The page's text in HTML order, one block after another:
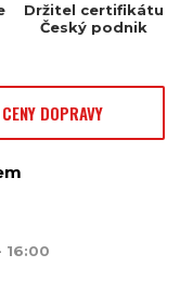
Držitel certifikátu
Český podnik
CENY DOPRAVY
16:00